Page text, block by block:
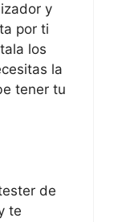
y
por ti
los
la
tener tu
de
te